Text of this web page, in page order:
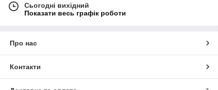
Сьогодні вихідний
Показати весь графік роботи
Про нас
Контакти